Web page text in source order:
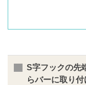
S字フックの先
らバーに取り